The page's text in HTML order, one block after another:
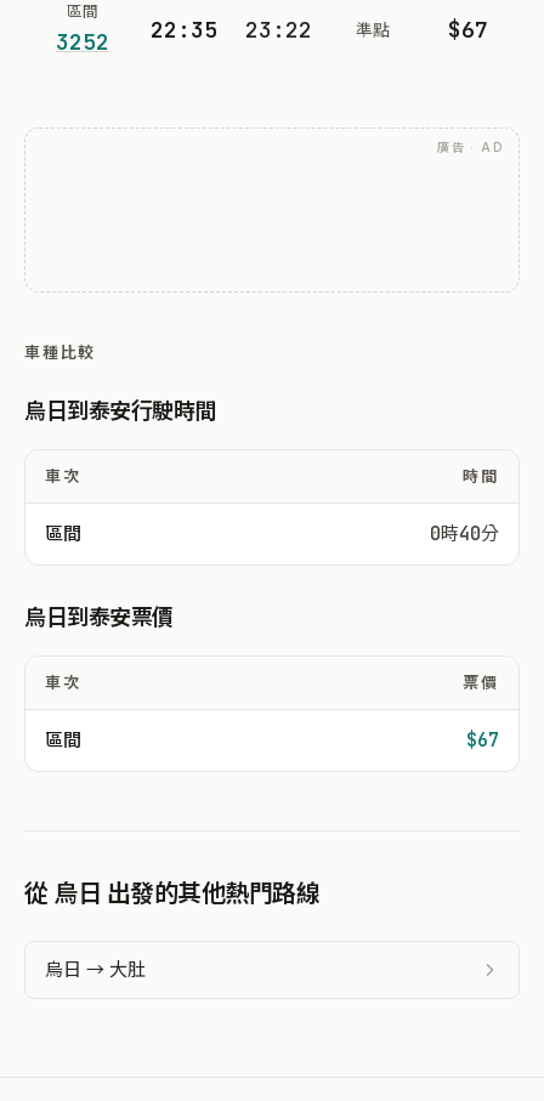
區間
3252 22:35 23:22 準點 $67
廣告 · AD
車種比較
烏日到泰安行駛時間
車次 時間
區間 0時40分
烏日到泰安票價
車次 票價
區間 $67
從 烏日 出發的其他熱門路線
烏日 → 大肚